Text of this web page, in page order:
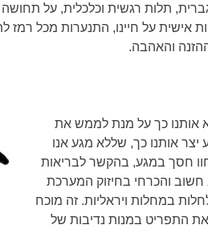
תלות רגשית וכלכלית, על תחושה
180 מעלות לכיוון אחריות אישית על חיינו,
והאהבה.
אותנו כך על מנת לממש את
יצר אותנו כך, שללא מגע אנו
חסך במגע, בהקשר לבריאות
חשוב והכרחי בחיזוק המערכת
במחלות ויראליות. זה מוכח
התפריט במנות נדיבות של